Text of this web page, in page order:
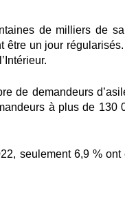
de milliers de
être un jour
de demandeurs
à plus de 130
seulement 6,9 % ont